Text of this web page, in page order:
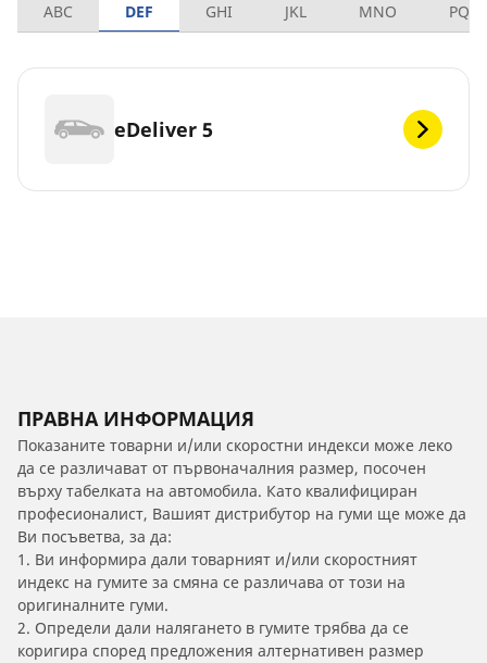
ABC DEF GHI JKL MNO PQRS
eDeliver 5
ПРАВНА ИНФОРМАЦИЯ
Показаните товарни и/или скоростни индекси може леко
да се различават от първоначалния размер, посочен
върху табелката на автомобила. Като квалифициран
професионалист, Вашият дистрибутор на гуми ще може да
Ви посъветва, за да:
1. Ви информира дали товарният и/или скоростният
индекс на гумите за смяна се различава от този на
оригиналните гуми.
2. Определи дали налягането в гумите трябва да се
коригира според предложения алтернативен размер